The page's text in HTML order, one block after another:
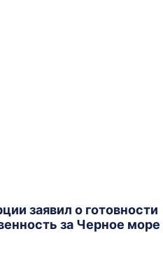
заявил о готовности
за Черное море